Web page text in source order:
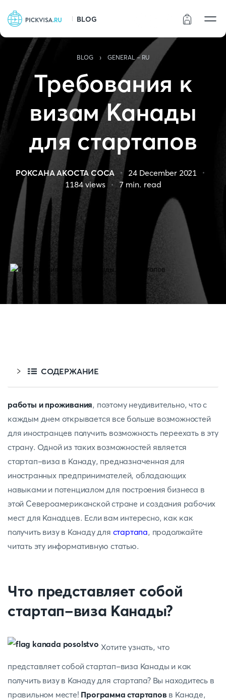
BLOG
BLOG › GENERAL - RU
Требования к
визам Канады
для стартапов
РОКСАНА АКОСТА СОСА
24 December 2021
1184views 7min. read
СОДЕРЖАНИЕ
работы и проживания, поэтому неудивительно, что с
каждым днем открывается все больше возможностей
для иностранцев получить возможность переехать в эту
страну. Одной из таких возможностей является
стартап-виза в Канаду, предназначенная для
иностранных предпринимателей, обладающих
навыками и потенциалом для построения бизнеса в
этой Североамериканской стране и создания рабочих
мест для Канадцев. Если вам интересно, как как
получить визу в Канаду для стартапа, продолжайте
читать эту информативную статью.
Что представляет собой
стартап-виза Канады?
Хотите узнать, что
представляет собой стартап-виза Канады и как
получить визу в Канаду для стартапа? Вы находитесь в
правильном месте! Программа стартапов в Канаде,